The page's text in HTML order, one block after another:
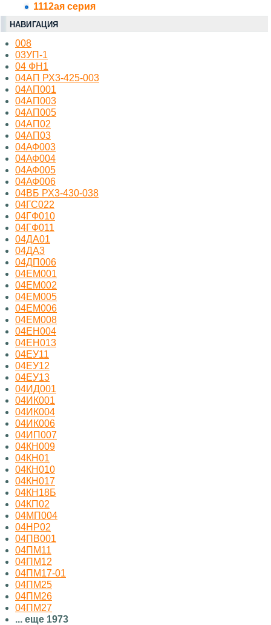
1112ая серия
НАВИГАЦИЯ
008
03УП-1
04 ФН1
04АП РХ3-425-003
04АП001
04АП003
04АП005
04АП02
04АП03
04АФ003
04АФ004
04АФ005
04АФ006
04ВБ РХ3-430-038
04ГС022
04ГФ010
04ГФ011
04ДА01
04ДА3
04ДП006
04ЕМ001
04ЕМ002
04ЕМ005
04ЕМ006
04ЕМ008
04ЕН004
04ЕН013
04ЕУ11
04ЕУ12
04ЕУ13
04ИД001
04ИК001
04ИК004
04ИК006
04ИП007
04КН009
04КН01
04КН010
04КН017
04КН18Б
04КП02
04МП004
04НР02
04ПВ001
04ПМ11
04ПМ12
04ПМ17-01
04ПМ25
04ПМ26
04ПМ27
... еще 1973